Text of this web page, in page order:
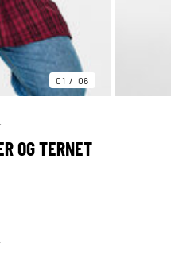
01 06
OG TERNET